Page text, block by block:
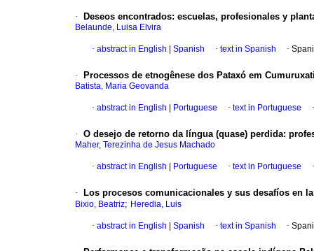
· Deseos encontrados: escuelas, profesionales y
Belaunde, Luisa Elvira
· abstract in English Spanish · text in Spanish ·
· Processos de etnogênese dos Pataxó em
Batista, Maria Geovanda
· abstract in English Portuguese · text in Portuguese
· O desejo de retorno da língua (quase) perdida:
Maher, Terezinha de Jesus Machado
· abstract in English Portuguese · text in Portuguese
· Los procesos comunicacionales y sus desafíos en
Bixio, Beatriz; Heredia, Luis
· abstract in English Spanish · text in Spanish ·